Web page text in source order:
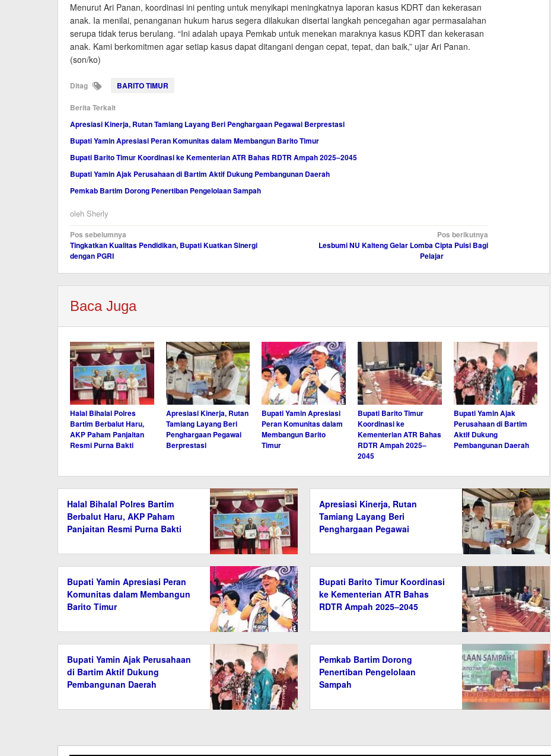
Menurut Ari Panan, koordinasi ini penting untuk menyikapi meningkatnya laporan kasus KDRT dan kekerasan
anak. Ia menilai, penanganan hukum harus segera dilakukan disertai langkah pencegahan agar permasalahan
serupa tidak terus berulang. “Ini adalah upaya Pemkab untuk menekan maraknya kasus KDRT dan kekerasan
anak. Kami berkomitmen agar setiap kasus dapat ditangani dengan cepat, tepat, dan baik,” ujar Ari Panan.
(son/ko)
Ditag BARITO TIMUR
Berita Terkait
Apresiasi Kinerja, Rutan Tamiang Layang Beri Penghargaan Pegawai Berprestasi
Bupati Yamin Apresiasi Peran Komunitas dalam Membangun Barito Timur
Bupati Barito Timur Koordinasi ke Kementerian ATR Bahas RDTR Ampah 2025–2045
Bupati Yamin Ajak Perusahaan di Bartim Aktif Dukung Pembangunan Daerah
Pemkab Bartim Dorong Penertiban Pengelolaan Sampah
oleh Sherly
Navigasi
pos
Pos sebelumnya
Tingkatkan Kualitas Pendidikan, Bupati Kuatkan Sinergi
dengan PGRI
Pos berikutnya
Lesbumi NU Kalteng Gelar Lomba Cipta Puisi Bagi
Pelajar
Baca Juga
Halal Bihalal Polres
Bartim Berbalut Haru,
AKP Paham Panjaitan
Resmi Purna Bakti
Apresiasi Kinerja, Rutan
Tamiang Layang Beri
Penghargaan Pegawai
Berprestasi
Bupati Yamin Apresiasi
Peran Komunitas dalam
Membangun Barito
Timur
Bupati Barito Timur
Koordinasi ke
Kementerian ATR Bahas
RDTR Ampah 2025–
2045
Bupati Yamin Ajak
Perusahaan di Bartim
Aktif Dukung
Pembangunan Daerah
Halal Bihalal Polres Bartim
Berbalut Haru, AKP Paham
Panjaitan Resmi Purna Bakti
Apresiasi Kinerja, Rutan
Tamiang Layang Beri
Penghargaan Pegawai
Bupati Yamin Apresiasi Peran
Komunitas dalam Membangun
Barito Timur
Bupati Barito Timur Koordinasi
ke Kementerian ATR Bahas
RDTR Ampah 2025–2045
Bupati Yamin Ajak Perusahaan
di Bartim Aktif Dukung
Pembangunan Daerah
Pemkab Bartim Dorong
Penertiban Pengelolaan
Sampah